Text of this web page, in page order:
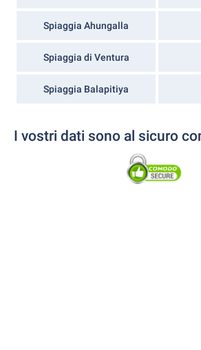
Spiaggia Ahungalla
Spiaggia di Ventura
Spiaggia Balapitiya
I vostri dati sono al sicuro